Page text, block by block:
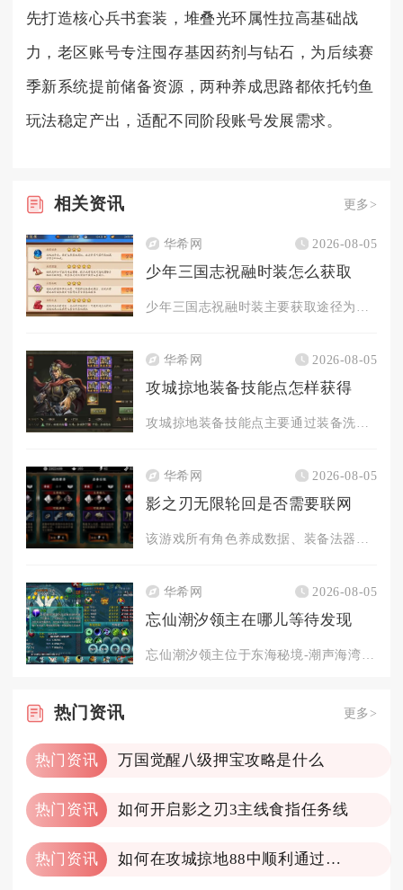
先打造核心兵书套装，堆叠光环属性拉高基础战
力，老区账号专注囤存基因药剂与钻石，为后续赛
季新系统提前储备资源，两种养成思路都依托钓鱼
玩法稳定产出，适配不同阶段账号发展需求。
相关资讯 更多>
华希网 2026-08-05
少年三国志祝融时装怎么获取
华希网 2026-08-05
攻城掠地装备技能点怎样获得
华希网 2026-08-05
影之刃无限轮回是否需要联网
华希网 2026-08-05
忘仙潮汐领主在哪儿等待发现
热门 资讯 更多>
热门资讯 万国觉醒八级押宝攻略是什么
热门资讯 如何开启影之刃3主线食指任务线
热门资讯 如何在攻城掠地88中顺利通过典韦关卡